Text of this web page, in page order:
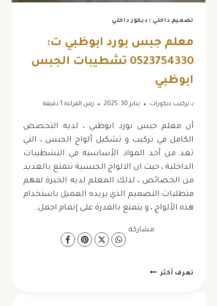
ابوظبي
تصميم داخلي ديكور داخلي
معلم جبس بورد ابوظبي ت:
0523754330 تشطيبات الجبس
ابوظبي
بـ تركيب ديكورات يناير 30, 2025 زمن القراءة دقيقة
أن معلم جبس بورد ابوظبي ، لديه التخصص
الكامل في تركيب و تشكيل ألواح الجبس ، التي
تعد من أحد المواد الأساسية في التشطيبات
الداخلية ، حيث ان الالواح الجبسية تتمتع بالعديد
من الخصائص ، لذلك المعلم لديه الخبرة لفهم
متطلبات التصميم الذي يريده العميل باستخدام
هذه الألواح ، و يتمتع بالقدرة على إتمام اجمل…
مشاركة
تعرف أكثر معلم